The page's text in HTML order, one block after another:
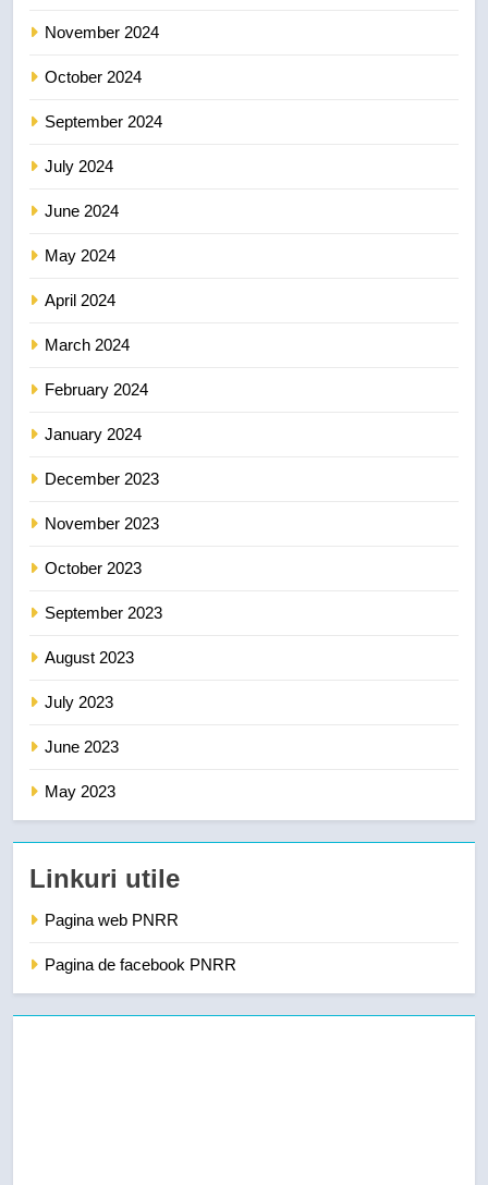
November 2024
October 2024
September 2024
July 2024
June 2024
May 2024
April 2024
March 2024
February 2024
January 2024
December 2023
November 2023
October 2023
September 2023
August 2023
July 2023
June 2023
May 2023
Linkuri utile
Pagina web PNRR
Pagina de facebook PNRR